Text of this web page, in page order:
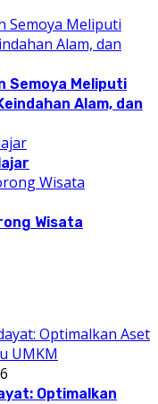
Semoya Meliputi
Alam, dan
Wisata
Optimalkan